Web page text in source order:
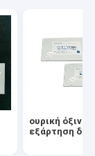
ουρική όξινη
εξάρτηση